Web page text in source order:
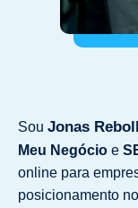
Sou Jonas
Meu Negócio e
online para
posicionamento no